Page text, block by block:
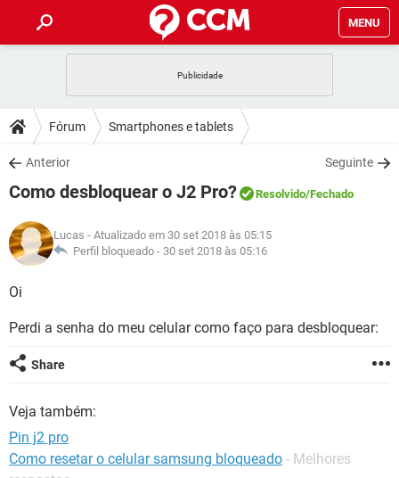
MENU
CELULAR FACEBOOK
OUTLOOK
INSTAGRAM GMAIL
GUIA DE COMPRAS
DICAS
JOGOS WHATSAPP
INSTAGRAM GMAIL
GUIA DE COMPRAS
DOWNLOADS
JOGOS WHATSAPP
CELULAR
OUTLOOK EXCEL
INSTAGRAM
JOGOS WHATSAPP
CELULAR
OUTLOOK
INSTAGRAM GMAIL
GUIA DE COMPRAS
GLOSSÁRIO
JOGOS
INSTAGRAM
GUIA DE COMPRAS
Fórum Smartphones e tablets
Anterior Seguinte
Como desbloquear o J2 Pro? Resolvido/Fechado
Lucas - Atualizado em 30 set 2018 às 05:15
Perfil bloqueado - 30 set 2018 às 05:16
Oi
Perdi a senha do meu celular como faço para desbloquear:
Share
Veja também:
Pin j2 pro
Como resetar o celular samsung bloqueado - Melhores